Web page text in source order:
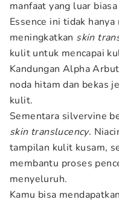
manfaat yang luar
Essence ini tidak
meningkatkan skin
kulit untuk mencapai
Kandungan Alpha
noda hitam dan bekas
kulit.
Sementara silvervine
skin translucency.
tampilan kulit kusam,
membantu proses
menyeluruh.
Kamu bisa